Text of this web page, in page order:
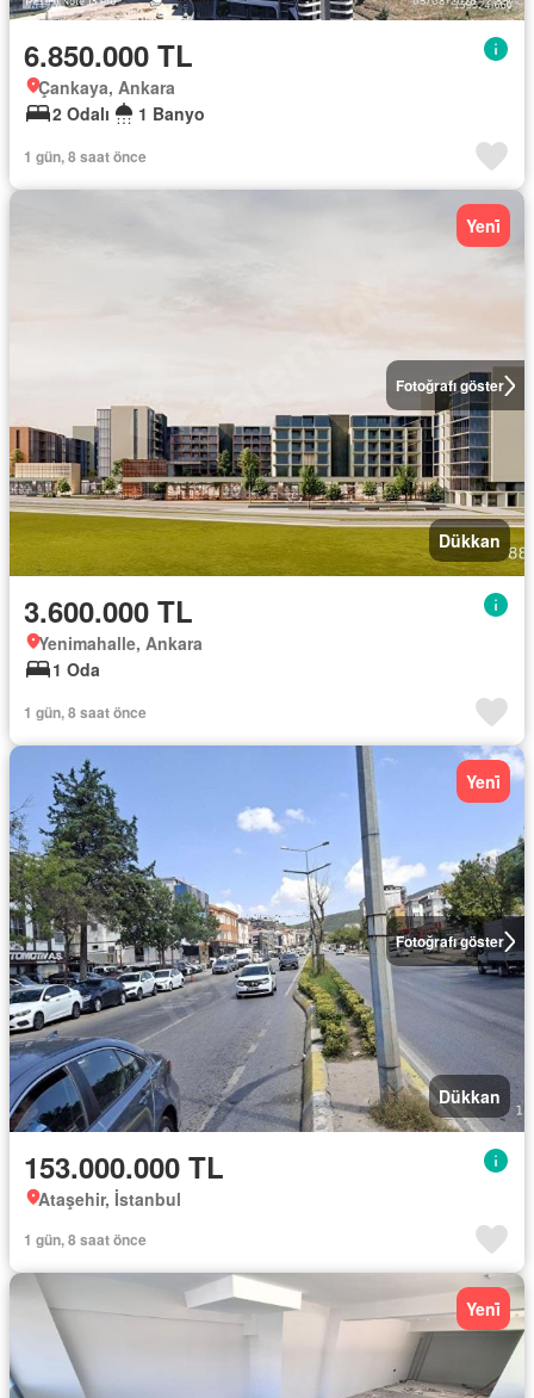
6.850.000 TL
Çankaya, Ankara
2 Odalı
1 Banyo
1 gün, 8 saat önce
Fotoğrafı göster
Yeni̇
Dükkan
3.600.000 TL
Yenimahalle, Ankara
1 Oda
1 gün, 8 saat önce
Fotoğrafı göster
Yeni̇
Dükkan
153.000.000 TL
Ataşehir, İstanbul
1 gün, 8 saat önce
Yeni̇